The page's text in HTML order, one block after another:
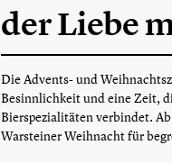
der Liebe
Die Advents- und
Besinnlichkeit und eine Zeit,
Bierspezialitäten verbindet.
Warsteiner Weihnacht für